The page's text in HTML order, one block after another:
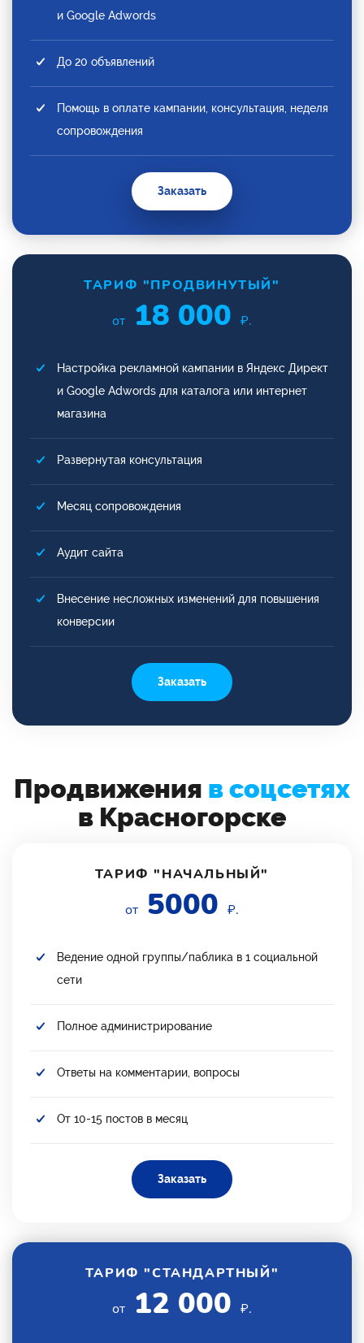
и Google Adwords
До 20 объявлений
Помощь в оплате кампании, консультация, неделя
сопровождения
Заказать
ТАРИФ "ПРОДВИНУТЫЙ"
от 18 000 ₽.
Настройка рекламной кампании в Яндекс Директ
и Google Adwords для каталога или интернет
магазина
Развернутая консультация
Месяц сопровождения
Аудит сайта
Внесение несложных изменений для повышения
конверсии
Заказать
Продвижения в соцсетях
в Красногорске
ТАРИФ "НАЧАЛЬНЫЙ"
от 5000 ₽.
Ведение одной группы/паблика в 1 социальной
сети
Полное администрирование
Ответы на комментарии, вопросы
От 10-15 постов в месяц
Заказать
ТАРИФ "СТАНДАРТНЫЙ"
от 12 000 ₽.